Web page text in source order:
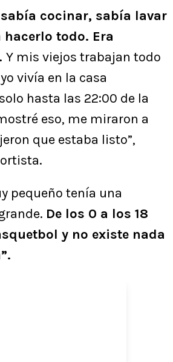
cocinar, sabía lavar
todo. Era
Y mis viejos trabajan todo
vivía en la casa
hasta las 22:00 de la
eso, me miraron a
que estaba listo”,
pequeño tenía una
De los 0 a los 18
y no existe nada